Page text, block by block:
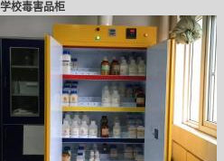
学校毒害品柜